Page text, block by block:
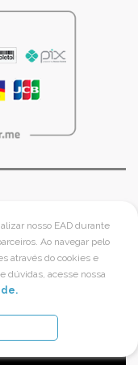
nosso EAD durante
Ao navegar pelo
através do cookies e
dúvidas, acesse nossa